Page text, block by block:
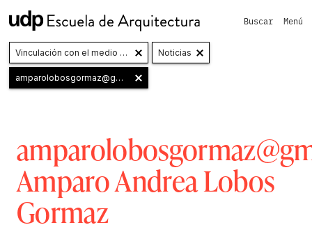
Buscar Menú
Vinculación con el medio y Extensión Noticias
amparolobosgormaz@gmail.com
Amparo Andrea Lobos
Gormaz